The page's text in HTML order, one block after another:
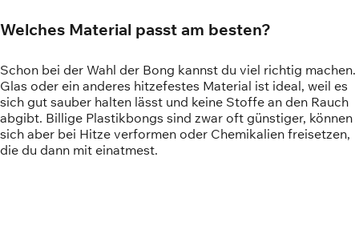
Welches Material passt am besten?
Schon bei der Wahl der Bong kannst du viel richtig machen.
Glas oder ein anderes hitzefestes Material ist ideal, weil es
sich gut sauber halten lässt und keine Stoffe an den Rauch
abgibt. Billige Plastikbongs sind zwar oft günstiger, können
sich aber bei Hitze verformen oder Chemikalien freisetzen,
die du dann mit einatmest.